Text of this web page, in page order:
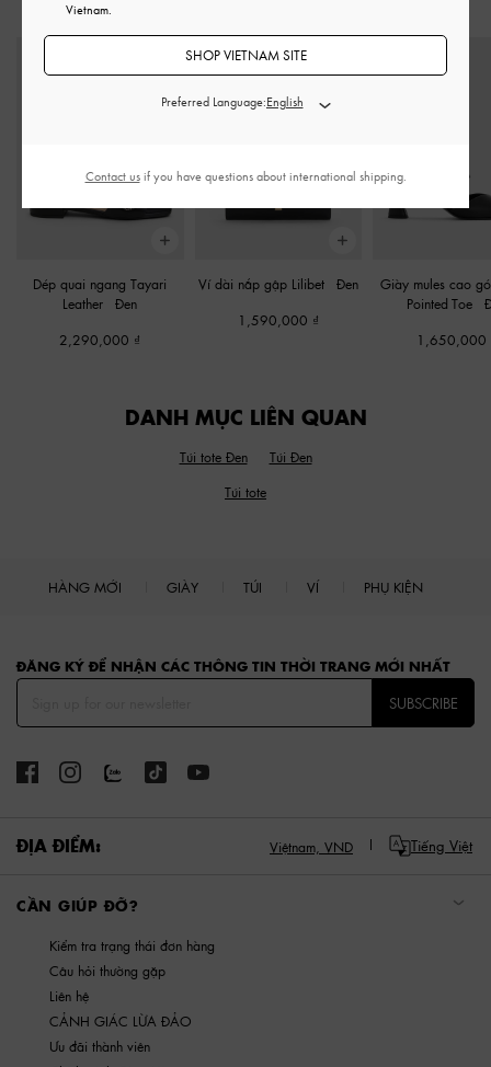
Dép quai ngang Tayari
Leather
-Đen
2,290,000
Ví dài nắp gập Lilibet -Đen
1,590,000
Giày mules cao
Pointed-Toe
-
1,650,000
DANH MỤC LIÊN QUAN
Túi tote Đen
Túi Đen
Túi tote
HÀNG MỚI GIÀY TÚI VÍ PHỤ KIỆN
ĐĂNG KÝ ĐỂ NHẬN CÁC THÔNG TIN THỜI TRANG MỚI NHẤT
SUBSCRIBE
ĐỊA ĐIỂM: Việtnam, VND Tiếng Việt
CẦN GIÚP ĐỠ?
Kiểm tra trạng thái đơn hàng
Câu hỏi thường gặp
Liên hệ
CẢNH GIÁC LỪA ĐẢO
Ưu đãi thành viên
Vietnam.
SHOP VIETNAM SITE
Preferred Language:
Contact usif you have questions about international shipping.